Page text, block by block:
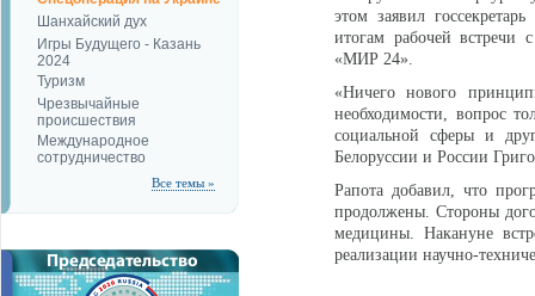
Шанхайский дух
Игры Будущего - Казань
2024
Туризм
Чрезвычайные
происшествия
Международное
сотрудничество
Все темы »
этом заявил
итогам рабочей встречи
«МИР 24».
«Ничего нового
необходимости, вопрос
социальной сферы и
Белоруссии и России
Рапота добавил, что
продолжены. Стороны
медицины. Накануне
реализации научно-